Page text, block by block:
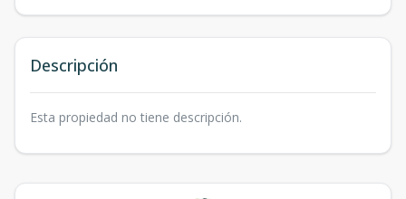
Descripción
Esta propiedad no tiene descripción.